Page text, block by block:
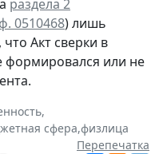
раздела 2
ф. 0510468) лишь
Акт сверки в
формировался или не
,
сфера,физлица
Перепечатка